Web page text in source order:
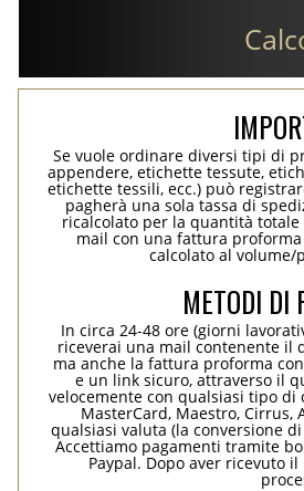
Se vuole ordinare diversi tipi di
appendere, etichette tessute,
etichette tessili, ecc.) può
pagherà una sola tassa di
ricalcolato per la quantità
mail con una fattura
calcolato al volume/
METODI DI
In circa 24-48 ore (giorni
riceverai una mail contenente il
ma anche la fattura proforma
e un link sicuro, attraverso il
velocemente con qualsiasi tipo di
MasterCard, Maestro, Cirrus,
qualsiasi valuta (la conversione
Accettiamo pagamenti tramite
Paypal. Dopo aver ricevuto